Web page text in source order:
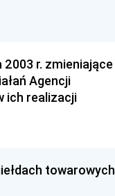
2003 r. zmieniające
Agencji
ich realizacji
towarowych